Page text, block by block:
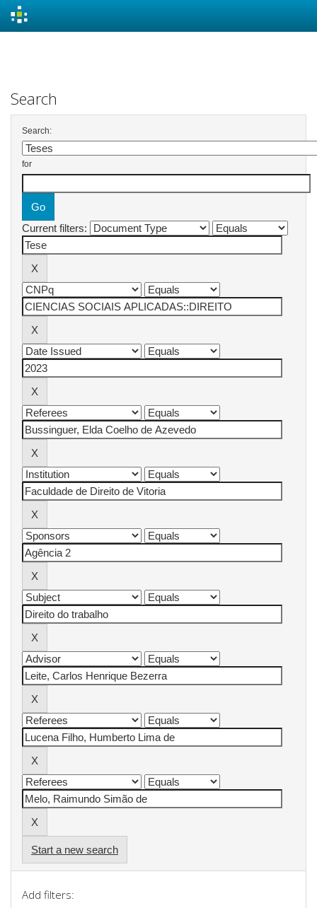
Search
Search:
for
Current filters:
Start a new search
Add filters: